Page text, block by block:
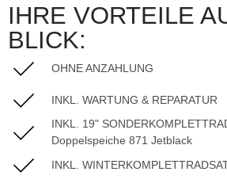
IHRE VORTEILE
BLICK:
OHNE ANZAHLUNG
INKL. WARTUNG & REPARATUR
INKL. 19"
Doppelspeiche 871 Jetblack
INKL.